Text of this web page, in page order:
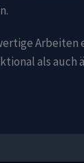
Arbeiten
als auch